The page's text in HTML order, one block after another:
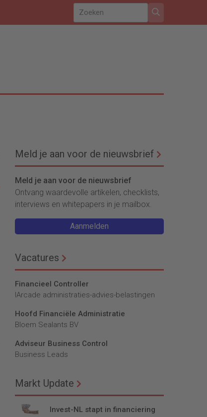
Meld je aan voor de nieuwsbrief
Meld je aan voor de nieuwsbrief
Ontvang waardevolle artikelen, checklists,
interviews en whitepapers in je mailbox.
Aanmelden
Vacatures
Financieel Controller
lArcade administraties-advies-belastingen
Hoofd Financiële Administratie
Bloem Sealants BV
Adviseur Business Control
Business Leads
Markt Update
Invest-NL stapt in financiering